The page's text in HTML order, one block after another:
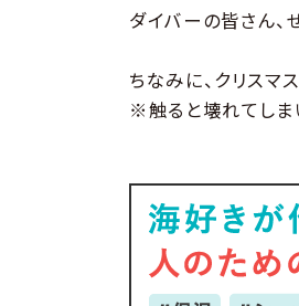
ダイバーの皆さん、
ちなみに、クリスマ
※触ると壊れてしま